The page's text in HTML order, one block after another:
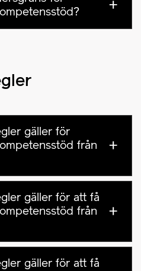
gäller för
från
gäller för att få
från
gäller för att få